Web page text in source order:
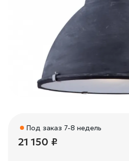
Под заказ 7-8 недель
21 150 ₽